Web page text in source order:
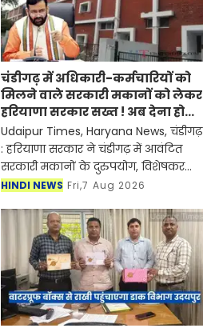
चंडीगढ़ में अधिकारी-कर्मचारियों को
मिलने वाले सरकारी मकानों को लेकर
हरियाणा सरकार सख्त ! अब देना होगा
ये प्रमाण-पत्र
Udaipur Times, Haryana News, चंडीगढ़
: हरियाणा सरकार ने चंडीगढ़ में आवंटित
सरकारी मकानों के दुरुपयोग, विशेषकर
सबलेटिंग (किराये पर देने) पर रोक लगाने
ऐसे सभी अधि
HINDI NEWS Fri,7 Aug 2026